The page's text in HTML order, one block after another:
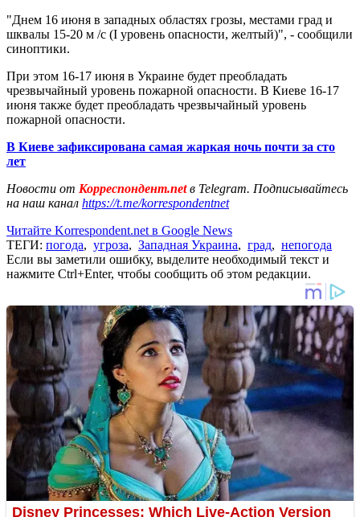
"Днем 16 июня в западных областях грозы, местами град и
шквалы 15-20 м /с (I уровень опасности, желтый)", - сообщили
синоптики.
При этом 16-17 июня в Украине будет преобладать
чрезвычайный уровень пожарной опасности. В Киеве 16-17
июня также будет преобладать чрезвычайный уровень
пожарной опасности.
В Киеве зафиксирована самая жаркая ночь почти за сто
лет
Новости от Корреспондент.netв Telegram. Подписывайтесь
на наш канал https://t.me/korrespondentnet
Читайте Korrespondent.net в Google News
ТЕГИ: погода, угроза, Западная Украина, град, непогода
Если вы заметили ошибку, выделите необходимый текст и
нажмите Ctrl+Enter, чтобы сообщить об этом редакции.